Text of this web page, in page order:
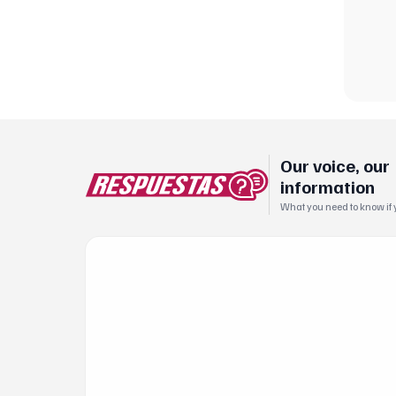
Our voice, our
information
What you need to know if